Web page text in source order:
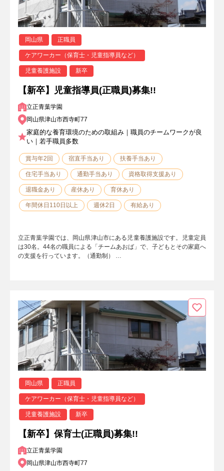
岡山県 正職員
ケアワーカー（保育士・児童指導員など）
児童養護施設 新卒
【新卒】児童指導員(正職員)募集!!
立正青葉学園
岡山県津山市西寺町77
家庭的な養育環境のための取組み｜職員のチームワークが良
い｜若手職員多数
賞与年2回 宿直手当あり 扶養手当あり
住宅手当あり 通勤手当あり 資格取得支援あり
退職金あり 産休あり 育休あり
年間休日110日以上 週休2日 有給あり
立正青葉学園では、岡山県津山市にある児童養護施設です。児童定員
は30名。44名の職員による「チームあおば」で、子どもとその家庭へ
の支援を行っています。（通勤制） …
岡山県 正職員
ケアワーカー（保育士・児童指導員など）
児童養護施設 新卒
【新卒】保育士(正職員)募集!!
立正青葉学園
岡山県津山市西寺町77